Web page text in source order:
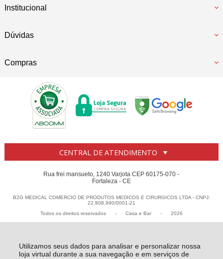
Utilizamos seus dados para analisar e personalizar nossa
loja virtual durante a sua navegação e em serviços de
Institucional
Dúvidas
Compras
CENTRAL DE ATENDIMENTO
Rua frei mansueto, 1240 Varjota CEP 60175-070 -
Fortaleza - CE
B2G MEDICAL COMERCIO DE PRODUTOS MEDICOS E CIRURGICOS LTDA - CNPJ:
22.808.990/0001-21
Todos os direitos reservados
- Casa e Bar - 2026